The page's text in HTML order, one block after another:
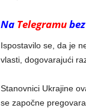
NaTelegramu
Ispostavilo se, da je
vlasti, dogovarajući
Stanovnici Ukrajine
se započne